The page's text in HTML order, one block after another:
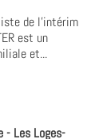
de l'intérim
est un
et...
- Les Loges-